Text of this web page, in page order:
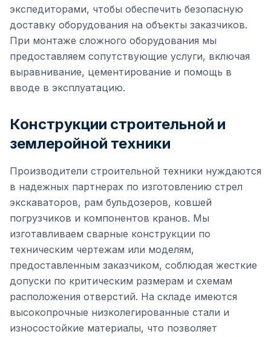
экспедиторами, чтобы обеспечить безопасную
доставку оборудования на объекты заказчиков.
При монтаже сложного оборудования мы
предоставляем сопутствующие услуги, включая
выравнивание, цементирование и помощь в
вводе в эксплуатацию.
Конструкции строительной и
землеройной техники
Производители строительной техники нуждаются
в надежных партнерах по изготовлению стрел
экскаваторов, рам бульдозеров, ковшей
погрузчиков и компонентов кранов. Мы
изготавливаем сварные конструкции по
техническим чертежам или моделям,
предоставленным заказчиком, соблюдая жесткие
допуски по критическим размерам и схемам
расположения отверстий. На складе имеются
высокопрочные низколегированные стали и
износостойкие материалы, что позволяет